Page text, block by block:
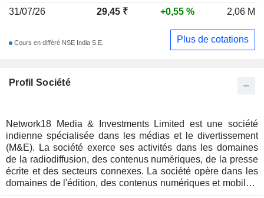
Profil Société
Network18 Media & Investments Limited est une société
indienne spécialisée dans les médias et le divertissement
(M&E). La société exerce ses activités dans les domaines
de la radiodiffusion, des contenus numériques, de la presse
écrite et des secteurs connexes. La société opère dans les
domaines de l'édition, des contenus numériques et mobiles,
31/07/26
29,45 ₹ +0,55 % 2,06 M
Cours en différé NSE India S.E. Plus de cotations